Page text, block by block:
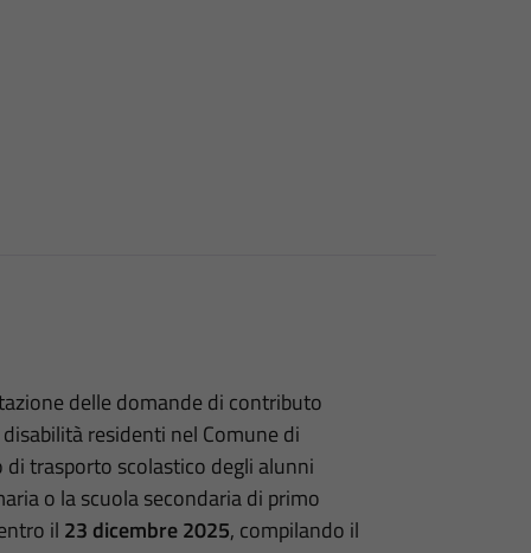
delle domande di contributo
residenti nel Comune di
di trasporto scolastico degli alunni
o la scuola secondaria di primo
il 23 dicembre 2025, compilando il